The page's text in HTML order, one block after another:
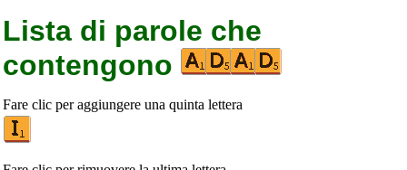
Lista di parole che
contengono
Fare clic per aggiungere una quinta lettera